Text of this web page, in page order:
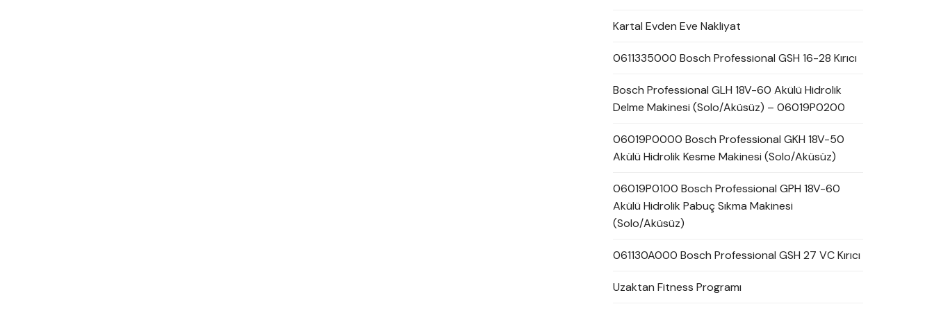
Kartal Evden Eve Nakliyat
0611335000 Bosch Professional GSH 16-28 Kırıcı
Bosch Professional GLH 18V-60 Akülü Hidrolik
Delme Makinesi (Solo/Aküsüz) – 06019P0200
06019P0000 Bosch Professional GKH 18V-50
Akülü Hidrolik Kesme Makinesi (Solo/Aküsüz)
06019P0100 Bosch Professional GPH 18V-60
Akülü Hidrolik Pabuç Sıkma Makinesi
(Solo/Aküsüz)
061130A000 Bosch Professional GSH 27 VC Kırıcı
Uzaktan Fitness Programı